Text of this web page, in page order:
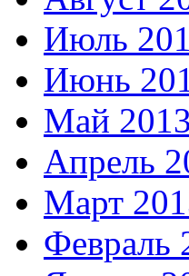
Июль
Июнь
Май 2013
Апрель
Март
Февраль